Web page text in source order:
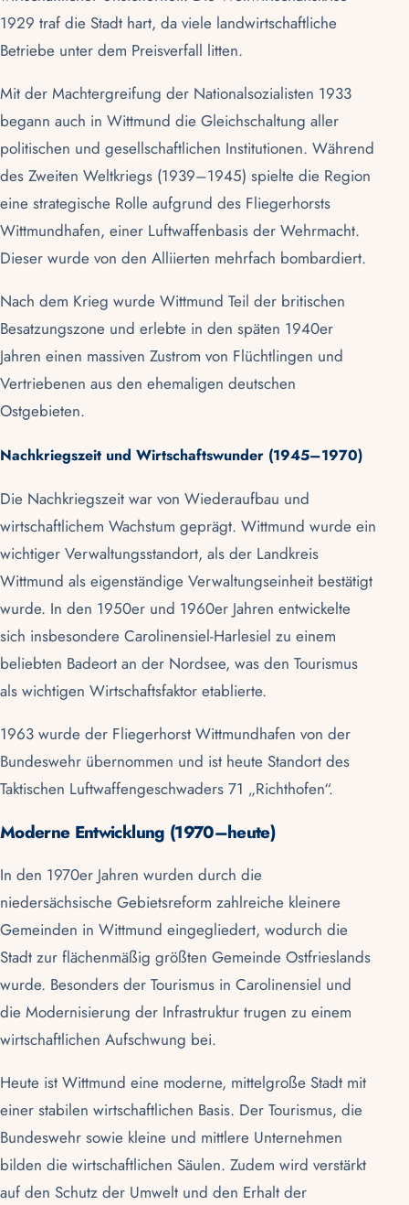
1929 traf die Stadt hart, da viele landwirtschaftliche
Betriebe unter dem Preisverfall litten.
Mit der Machtergreifung der Nationalsozialisten 1933
begann auch in Wittmund die Gleichschaltung aller
politischen und gesellschaftlichen Institutionen. Während
des Zweiten Weltkriegs (1939–1945) spielte die Region
eine strategische Rolle aufgrund des Fliegerhorsts
Wittmundhafen, einer Luftwaffenbasis der Wehrmacht.
Dieser wurde von den Alliierten mehrfach bombardiert.
Nach dem Krieg wurde Wittmund Teil der britischen
Besatzungszone und erlebte in den späten 1940er
Jahren einen massiven Zustrom von Flüchtlingen und
Vertriebenen aus den ehemaligen deutschen
Ostgebieten.
Nachkriegszeit und Wirtschaftswunder (1945–1970)
Die Nachkriegszeit war von Wiederaufbau und
wirtschaftlichem Wachstum geprägt. Wittmund wurde ein
wichtiger Verwaltungsstandort, als der Landkreis
Wittmund als eigenständige Verwaltungseinheit bestätigt
wurde. In den 1950er und 1960er Jahren entwickelte
sich insbesondere Carolinensiel-Harlesiel zu einem
beliebten Badeort an der Nordsee, was den Tourismus
als wichtigen Wirtschaftsfaktor etablierte.
1963 wurde der Fliegerhorst Wittmundhafen von der
Bundeswehr übernommen und ist heute Standort des
Taktischen Luftwaffengeschwaders 71 „Richthofen“.
Moderne Entwicklung (1970–heute)
In den 1970er Jahren wurden durch die
niedersächsische Gebietsreform zahlreiche kleinere
Gemeinden in Wittmund eingegliedert, wodurch die
Stadt zur flächenmäßig größten Gemeinde Ostfrieslands
wurde. Besonders der Tourismus in Carolinensiel und
die Modernisierung der Infrastruktur trugen zu einem
wirtschaftlichen Aufschwung bei.
Heute ist Wittmund eine moderne, mittelgroße Stadt mit
einer stabilen wirtschaftlichen Basis. Der Tourismus, die
Bundeswehr sowie kleine und mittlere Unternehmen
bilden die wirtschaftlichen Säulen. Zudem wird verstärkt
auf den Schutz der Umwelt und den Erhalt der